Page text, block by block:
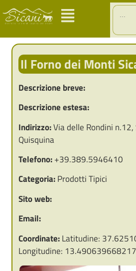
for:
Il Forno dei Monti
Descrizione breve:
Descrizione estesa:
Indirizzo:Via delle Rondini n.12,
Quisquina
Telefono:+39.389.5946410
Categoria:Prodotti Tipici
Sito web:
Email:
Coordinate:Latitudine:
Longitudine: